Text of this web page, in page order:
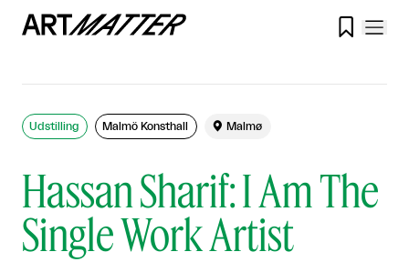

Hassan Sharif: I Am The
Single Work Artist
Udstilling Malmö Konsthall  Malmø